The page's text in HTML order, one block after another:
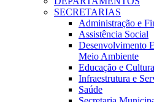
SECRETARIAS
Administração e
Assistência Social
Desenvolvimento
Meio Ambiente
Educação e Cultura
Infraestrutura e
Saúde